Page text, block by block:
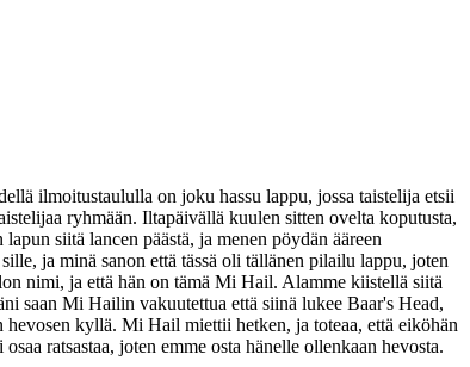
ilmoitustaululla on joku hassu lappu, jossa taistelija etsii
ryhmään. Iltapäivällä kuulen sitten ovelta koputusta,
siitä lancen päästä, ja menen pöydän ääreen
ja minä sanon että tässä oli tällänen pilailu lappu, joten
nimi, ja että hän on tämä Mi Hail. Alamme kiistellä siitä
saan Mi Hailin vakuutettua että siinä lukee Baar's Head,
kyllä. Mi Hail miettii hetken, ja toteaa, että eiköhän
ratsastaa, joten emme osta hänelle ollenkaan hevosta.